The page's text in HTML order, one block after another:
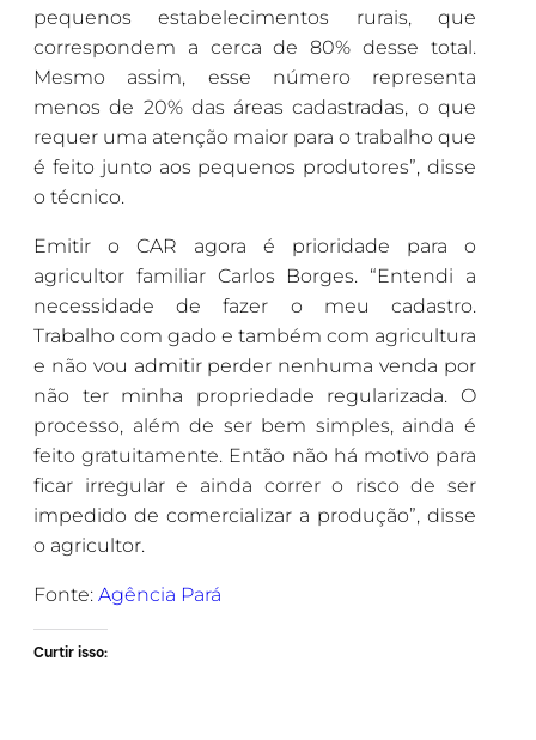
pequenos estabelecimentos rurais, que
correspondem a cerca de 80% desse total.
Mesmo assim, esse número representa
menos de 20% das áreas cadastradas, o que
requer uma atenção maior para o trabalho que
é feito junto aos pequenos produtores”, disse
o técnico.
Emitir o CAR agora é prioridade para o
agricultor familiar Carlos Borges. “Entendi a
necessidade de fazer o meu cadastro.
Trabalho com gado e também com agricultura
e não vou admitir perder nenhuma venda por
não ter minha propriedade regularizada. O
processo, além de ser bem simples, ainda é
feito gratuitamente. Então não há motivo para
ficar irregular e ainda correr o risco de ser
impedido de comercializar a produção”, disse
o agricultor.
Fonte: Agência Pará
Curtir isso: